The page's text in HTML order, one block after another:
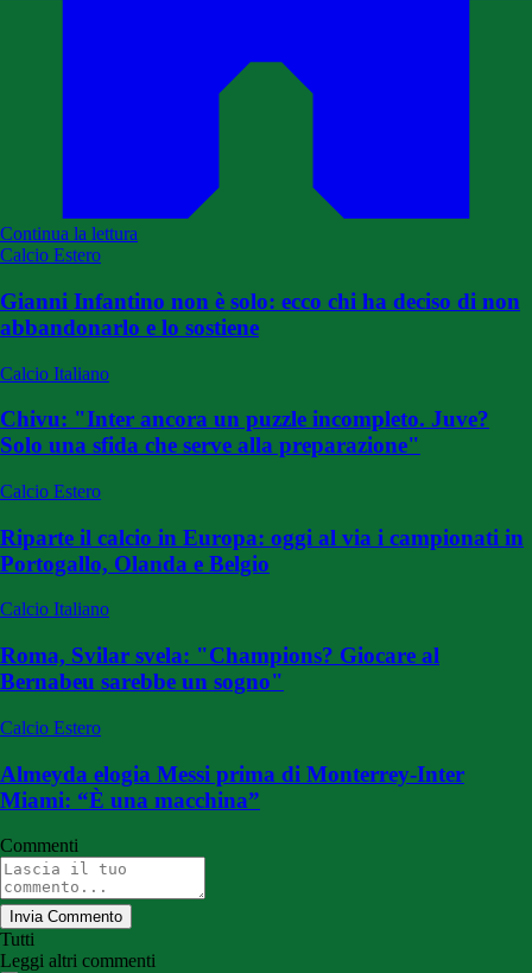
Continua la lettura
Calcio Estero
Gianni Infantino non è solo: ecco chi ha deciso di non
abbandonarlo e lo sostiene
Calcio Italiano
Chivu: "Inter ancora un puzzle incompleto. Juve?
Solo una sfida che serve alla preparazione"
Calcio Estero
Riparte il calcio in Europa: oggi al via i campionati in
Portogallo, Olanda e Belgio
Calcio Italiano
Roma, Svilar svela: "Champions? Giocare al
Bernabeu sarebbe un sogno"
Calcio Estero
Almeyda elogia Messi prima di Monterrey-Inter
Miami: “È una macchina”
Commenti
Invia Commento
Tutti
Leggi altri commenti